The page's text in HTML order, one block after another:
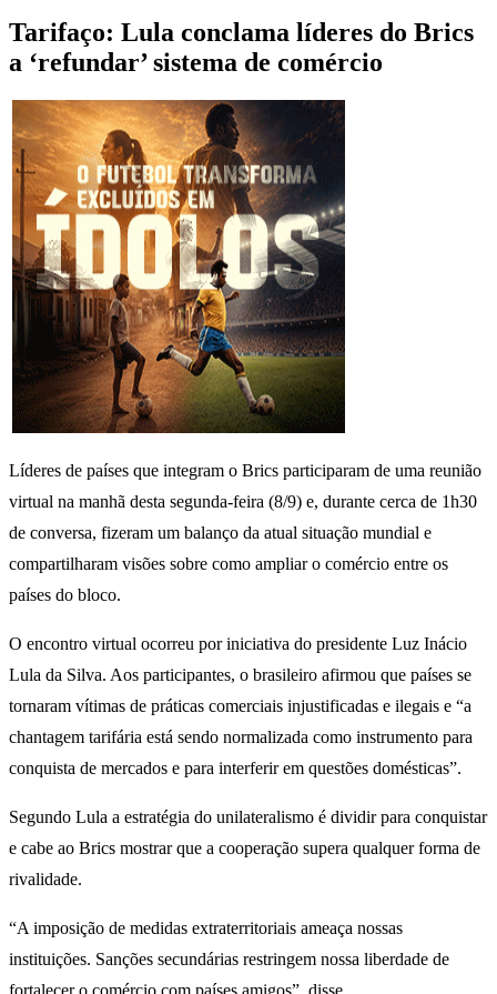
Tarifaço: Lula conclama líderes do Brics
a ‘refundar’ sistema de comércio
Líderes de países que integram o Brics participaram de uma reunião
virtual na manhã desta segunda-feira (8/9) e, durante cerca de 1h30
de conversa, fizeram um balanço da atual situação mundial e
compartilharam visões sobre como ampliar o comércio entre os
países do bloco.
O encontro virtual ocorreu por iniciativa do presidente Luz Inácio
Lula da Silva. Aos participantes, o brasileiro afirmou que países se
tornaram vítimas de práticas comerciais injustificadas e ilegais e “a
chantagem tarifária está sendo normalizada como instrumento para
conquista de mercados e para interferir em questões domésticas”.
Segundo Lula a estratégia do unilateralismo é dividir para conquistar
e cabe ao Brics mostrar que a cooperação supera qualquer forma de
rivalidade.
“A imposição de medidas extraterritoriais ameaça nossas
instituições. Sanções secundárias restringem nossa liberdade de
fortalecer o comércio com países amigos”, disse.